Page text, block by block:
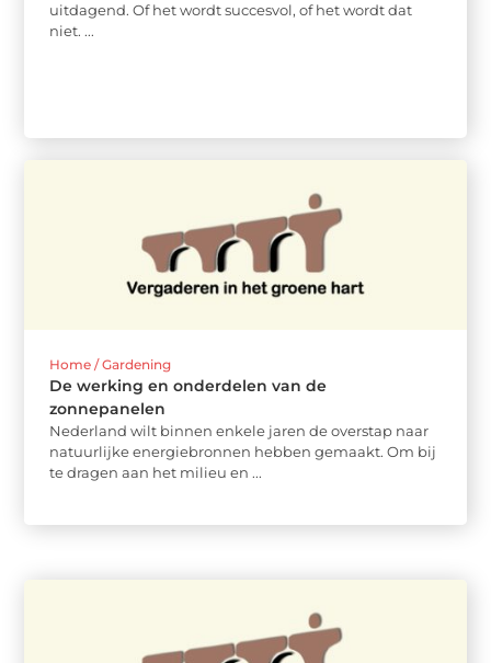
uitdagend. Of het wordt succesvol, of het wordt dat
niet. ...
Home / Gardening
De werking en onderdelen van de
zonnepanelen
Nederland wilt binnen enkele jaren de overstap naar
natuurlijke energiebronnen hebben gemaakt. Om bij
te dragen aan het milieu en ...